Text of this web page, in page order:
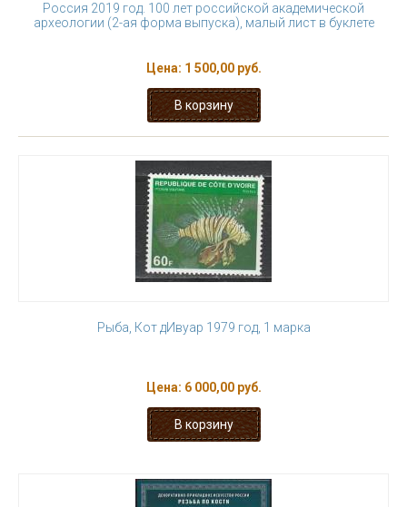
Россия 2019 год. 100 лет российской академической
археологии (2-ая форма выпуска), малый лист в буклете
Цена: 1 500,00 руб.
Рыба, Кот дИвуар 1979 год, 1 марка
Цена: 6 000,00 руб.